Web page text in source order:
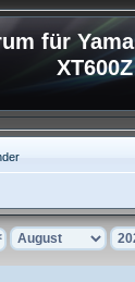
für
XT600Z